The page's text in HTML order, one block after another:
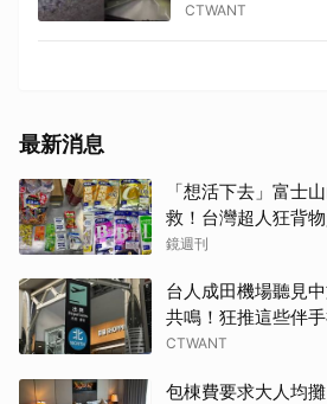
CTWANT
最新消息
「想活下去」富士
救！台灣超人狂背
界只有台灣會這樣
鏡週刊
台人成田機場聽見
共鳴！狂推這些伴
CTWANT
包棟費要求大人均